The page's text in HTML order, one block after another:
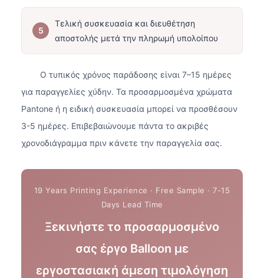
Τελική συσκευασία και διευθέτηση
αποστολής μετά την πληρωμή υπολοίπου
Ο τυπικός χρόνος παράδοσης είναι 7–15 ημέρες
για παραγγελίες χύδην. Τα προσαρμοσμένα χρώματα
Pantone ή η ειδική συσκευασία μπορεί να προσθέσουν
3-5 ημέρες. Επιβεβαιώνουμε πάντα το ακριβές
χρονοδιάγραμμα πριν κάνετε την παραγγελία σας.
Ξεκινήστε το προσαρμοσμένο
σας έργο Balloon με
εργοστασιακή άμεση τιμολόγηση